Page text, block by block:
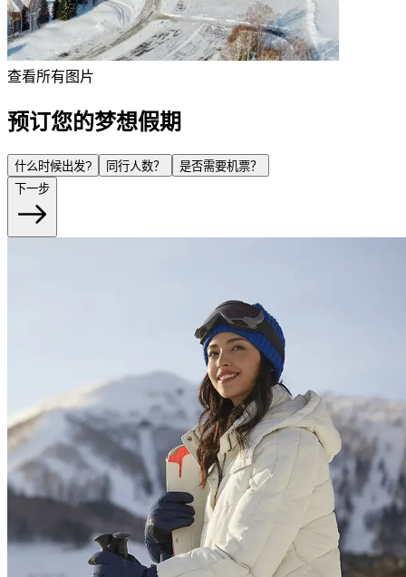
查看所有图片
预订您的梦想假期
什么时候出发? 同行人数？
是否需要机票？
下一步